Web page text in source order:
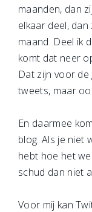
maanden, dan
elkaar deel,
maand. Deel ik
komt dat neer
Dat zijn voor
tweets, maar
En daarmee
blog. Als je niet
hebt hoe het
schud dan niet
Voor mij kan